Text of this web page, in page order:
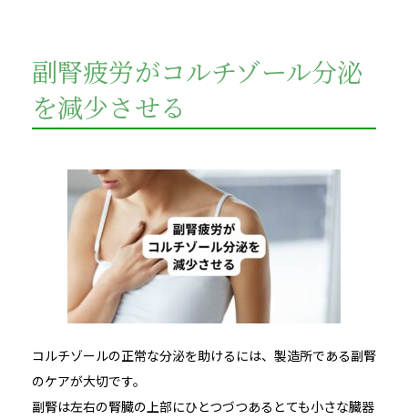
副腎疲労がコルチゾール分泌
を減少させる
コルチゾールの正常な分泌を助けるには、製造所である副腎
のケアが大切です。
副腎は左右の腎臓の上部にひとつづつあるとても小さな臓器